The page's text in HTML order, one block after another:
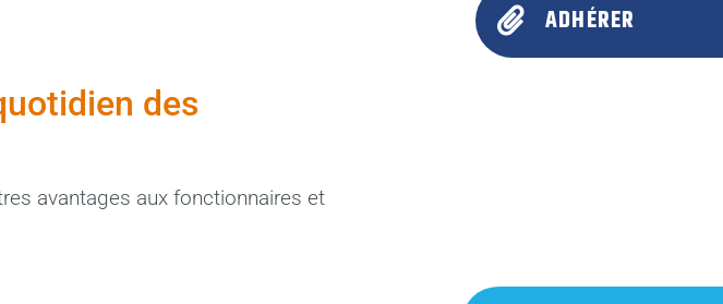
ADHÉRER
des
avantages aux fonctionnaires et